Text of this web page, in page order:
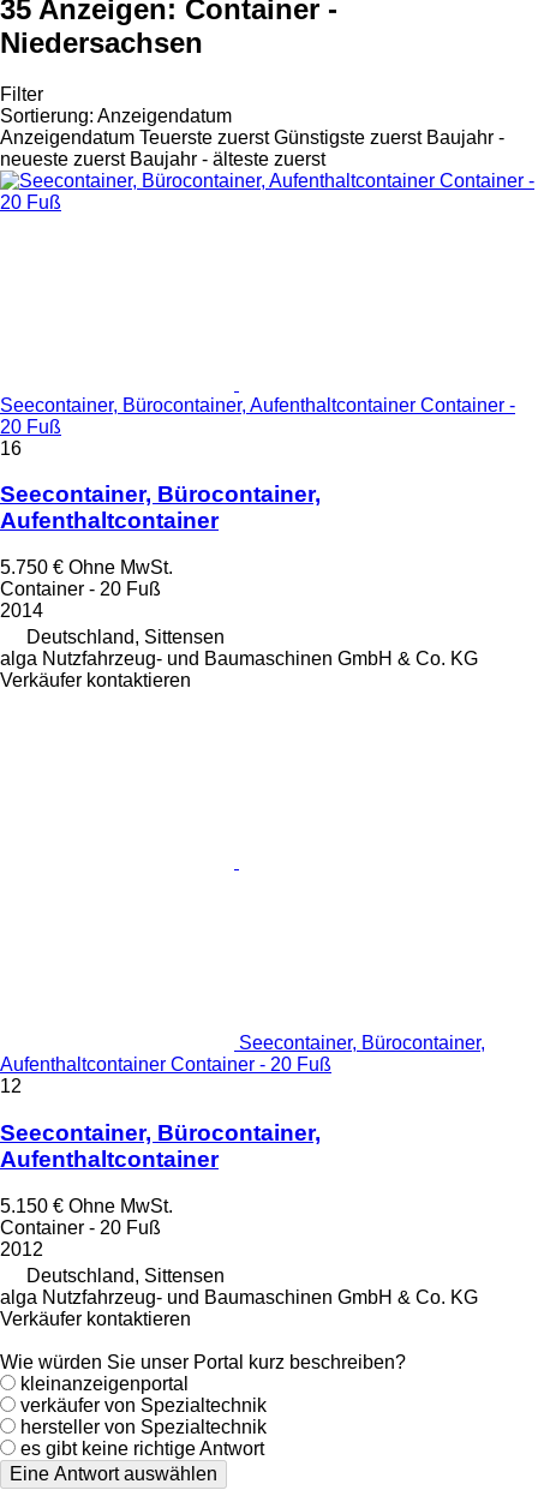
35 Anzeigen: Container -
Niedersachsen
Filter
Sortierung: Anzeigendatum
Anzeigendatum Teuerste zuerst Günstigste zuerst Baujahr -
neueste zuerst Baujahr - älteste zuerst
Seecontainer, Bürocontainer, Aufenthaltcontainer Container -
20 Fuß
16
Seecontainer, Bürocontainer,
Aufenthaltcontainer
5.750 € Ohne MwSt.
Container - 20 Fuß
2014
Deutschland, Sittensen
alga Nutzfahrzeug- und Baumaschinen GmbH & Co. KG
Verkäufer kontaktieren
Seecontainer, Bürocontainer,
Aufenthaltcontainer Container - 20 Fuß
12
Seecontainer, Bürocontainer,
Aufenthaltcontainer
5.150 € Ohne MwSt.
Container - 20 Fuß
2012
Deutschland, Sittensen
alga Nutzfahrzeug- und Baumaschinen GmbH & Co. KG
Verkäufer kontaktieren
Wie würden Sie unser Portal kurz beschreiben?
kleinanzeigenportal
verkäufer von Spezialtechnik
hersteller von Spezialtechnik
es gibt keine richtige Antwort
Eine Antwort auswählen